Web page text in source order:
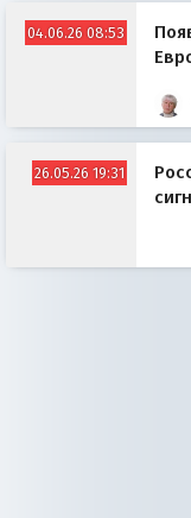
04.06.26 08:53
26.05.26 19:31